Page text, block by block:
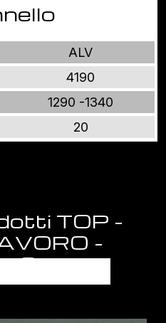
ALV
4190
1290 -1340
20
TOP -
-